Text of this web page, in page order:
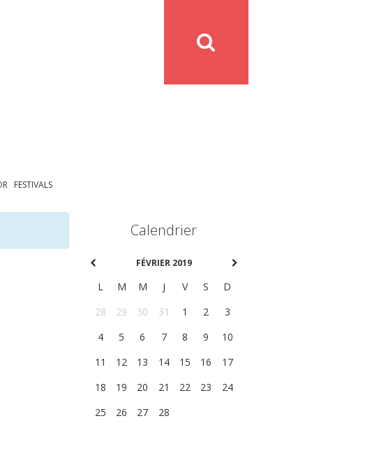
FESTIVALS
Calendrier
FÉVRIER 2019
L M M J V S
D
28
29 30 31 1 2
3
4
5 6 7 8 9
10
11
12 13 14 15 16
17
18
19 20 21 22 23
24
25
26 27 28